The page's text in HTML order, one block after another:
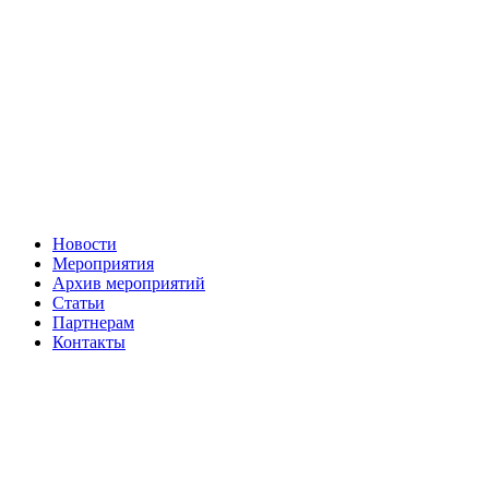
Новости
Мероприятия
Архив мероприятий
Статьи
Партнерам
Контакты